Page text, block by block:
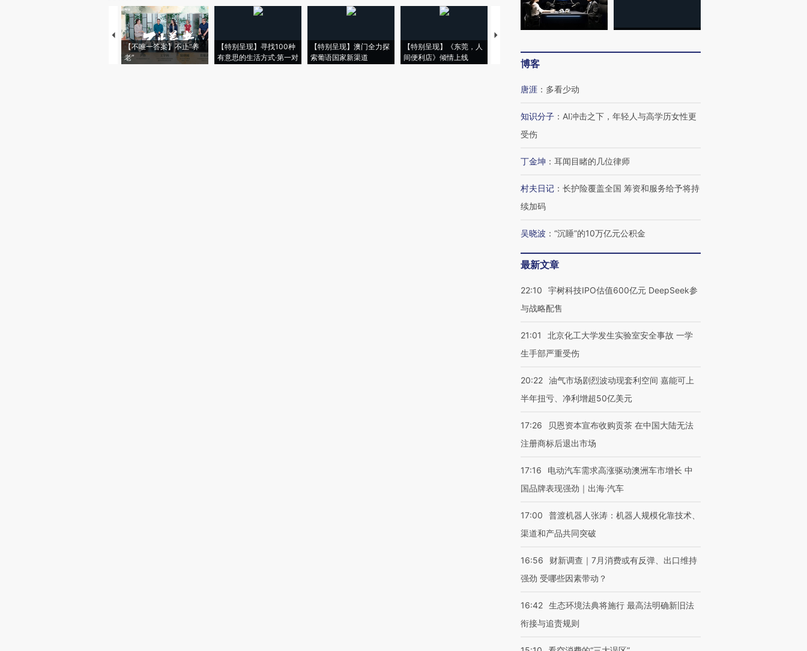
【不唯一答案】不止“养
老”
【特别呈现】寻找100种
有意思的生活方式·第一对
【特别呈现】澳门全力探
索葡语国家新渠道
【特别呈现】《东莞，人
间便利店》倾情上线
【推广】走进第四届链博
博客
唐涯 ： 多看少动
知识分子 ： AI冲击之下，年轻人与高学历女性更
受伤
丁金坤 ： 耳闻目睹的几位律师
村夫日记 ： 长护险覆盖全国 筹资和服务给予将持
续加码
吴晓波 ： “沉睡”的10万亿元公积金
最新文章
22:10
宇树科技IPO估值600亿元 DeepSeek参
与战略配售
21:01
北京化工大学发生实验室安全事故 一学
生手部严重受伤
20:22 油气市场剧烈波动现套利空间 嘉能可上
半年扭亏、净利增超50亿美元
17:26
贝恩资本宣布收购贡茶 在中国大陆无法
注册商标后退出市场
17:16
电动汽车需求高涨驱动澳洲车市增长 中
国品牌表现强劲｜出海·汽车
17:00
普渡机器人张涛：机器人规模化靠技术、
渠道和产品共同突破
16:56
财新调查｜7月消费或有反弹、出口维持
强劲 受哪些因素带动？
16:42 生态环境法典将施行 最高法明确新旧法
衔接与追责规则